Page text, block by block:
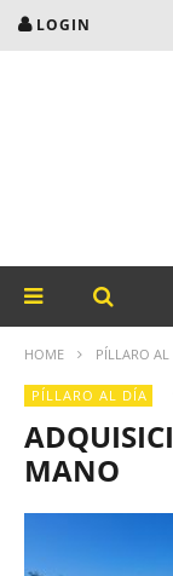
LOGIN
HOME PÍLLARO AL
PÍLLARO AL DÍA
MANO